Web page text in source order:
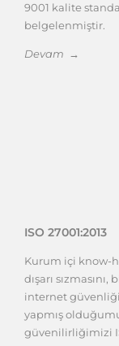
9001 kalite
belgelenmiştir.
Devam →
ISO 27001:2013
Kurum içi know-
dışarı
internet
yapmış
güvenilirliğimizi